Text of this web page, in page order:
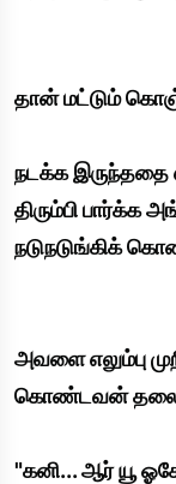
தான் மட்டும்
நடக்க
திரும்பி பார்க்க
நடுநடுங்கிக்
அவளை எலும்பு
கொண்டவன்
"கனி... ஆர் யூ